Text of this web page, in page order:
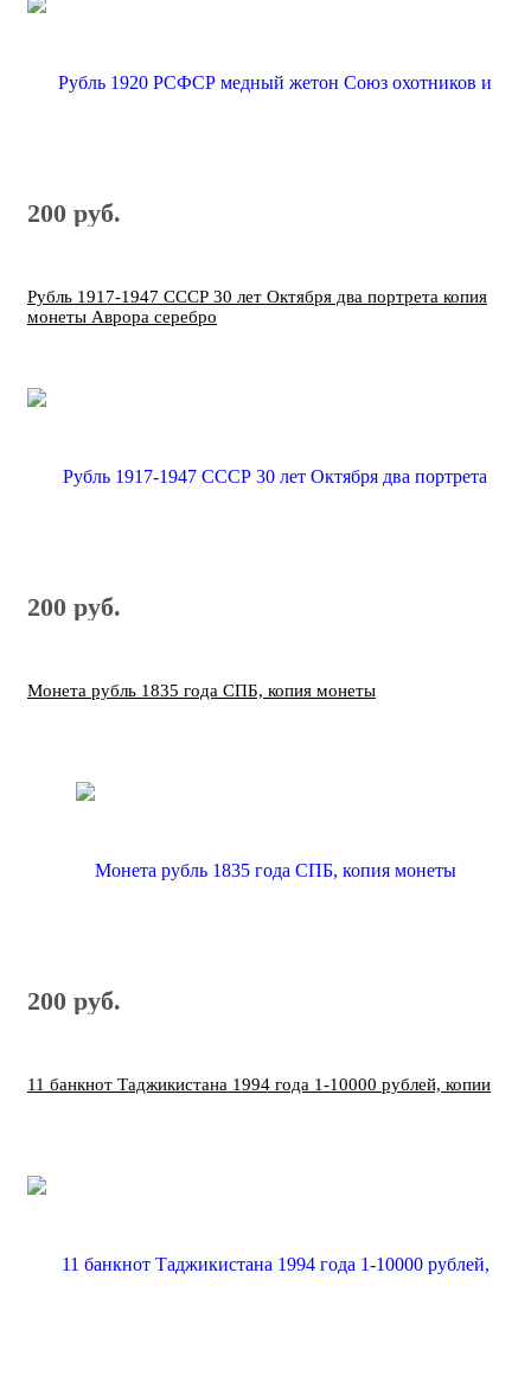
200 руб.
Рубль 1917-1947 СССР 30 лет Октября два портрета копия
монеты Аврора серебро
200 руб.
Монета рубль 1835 года СПБ, копия монеты
200 руб.
11 банкнот Таджикистана 1994 года 1-10000 рублей, копии